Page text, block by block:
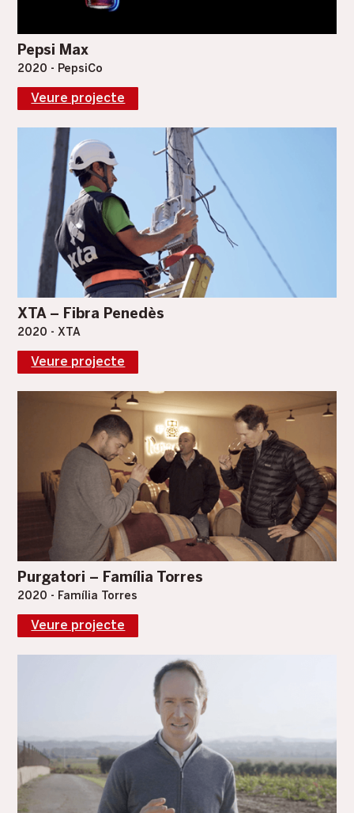
Pepsi Max
2020 - PepsiCo
Veure projecte
XTA – Fibra Penedès
2020 - XTA
Veure projecte
Purgatori – Família Torres
2020 - Família Torres
Veure projecte